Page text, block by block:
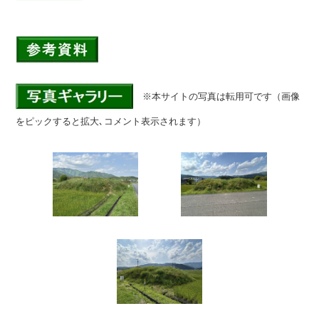
※本サイトの写真は転用可です（画像
をピックすると拡大､コメント表示されます）